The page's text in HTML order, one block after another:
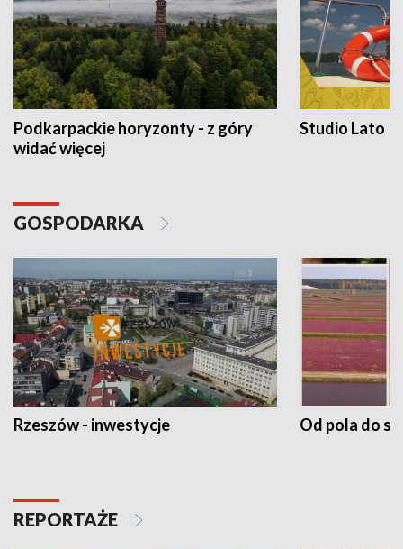
Podkarpackie horyzonty - z góry
widać więcej
Studio Lato
GOSPODARKA
Rzeszów - inwestycje Od pola do
REPORTAŻE